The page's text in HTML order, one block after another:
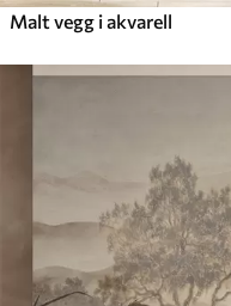
Malt vegg i akvarell